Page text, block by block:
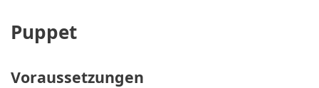
Puppet
Voraussetzungen